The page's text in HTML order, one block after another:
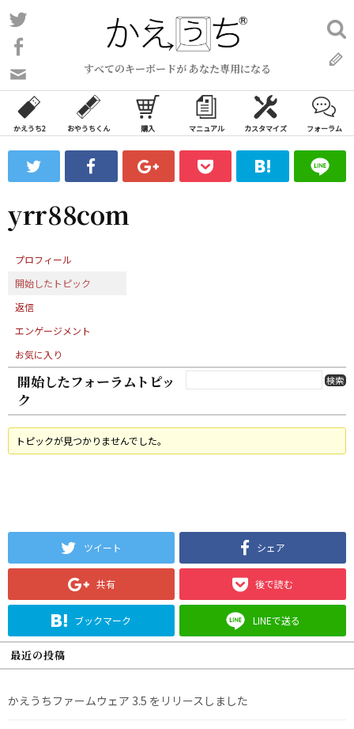
コ
ン
ン
ツ
ス
ッ
すべてのキーボードが あなた専用になる
い
合
わ
フ
ォ
ム
検
索:
かえうち2 おやうちくん 購入 マニュアル カスタマイズ フォーラム
yrr88com
プロフィール
開始したトピック
返信
エンゲージメント
お気に入り
開始したフォーラムトピッ
ク
トピックが見つかりませんでした。
ツイート シェア
共有 後で読む
ブックマーク LINEで送る
最近の投稿
かえうちファームウェア 3.5 をリリースしました